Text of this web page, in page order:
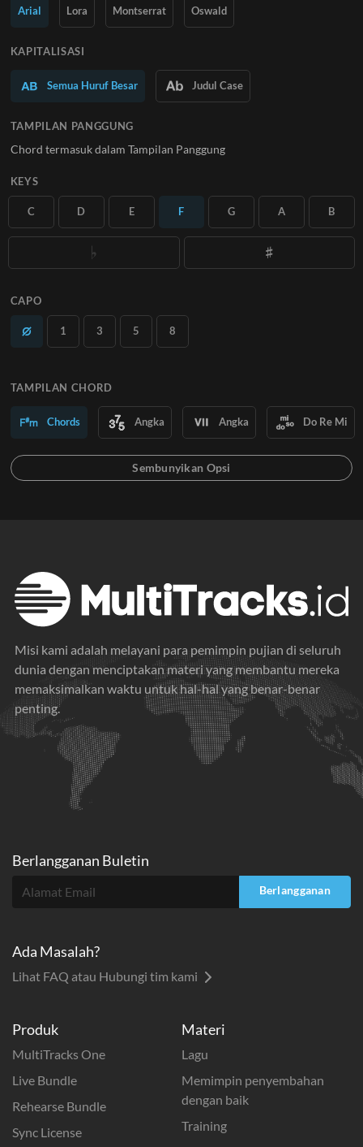
Pelajari Lebih Lanjut
Arial Lora Montserrat Oswald
KAPITALISASI
Semua Huruf Besar Judul Case
TAMPILAN PANGGUNG
Chord termasuk dalam Tampilan Panggung
KEYS
C D E F G A B
CAPO
1 3 5 8
TAMPILAN CHORD
Chords Angka Angka Do Re Mi
Misi kami adalah melayani para pemimpin pujian di seluruh
dunia dengan menciptakan materi yang membantu mereka
memaksimalkan waktu untuk hal-hal yang benar-benar
penting.
Produk
MultiTracks One
Live Bundle
Rehearse Bundle
Sync License
Materi
Lagu
Memimpin penyembahan
dengan baik
Training
Berlangganan Buletin
Berlangganan
Ada Masalah?
Lihat FAQ atau Hubungi tim kami